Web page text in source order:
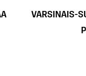
VARSINAIS-